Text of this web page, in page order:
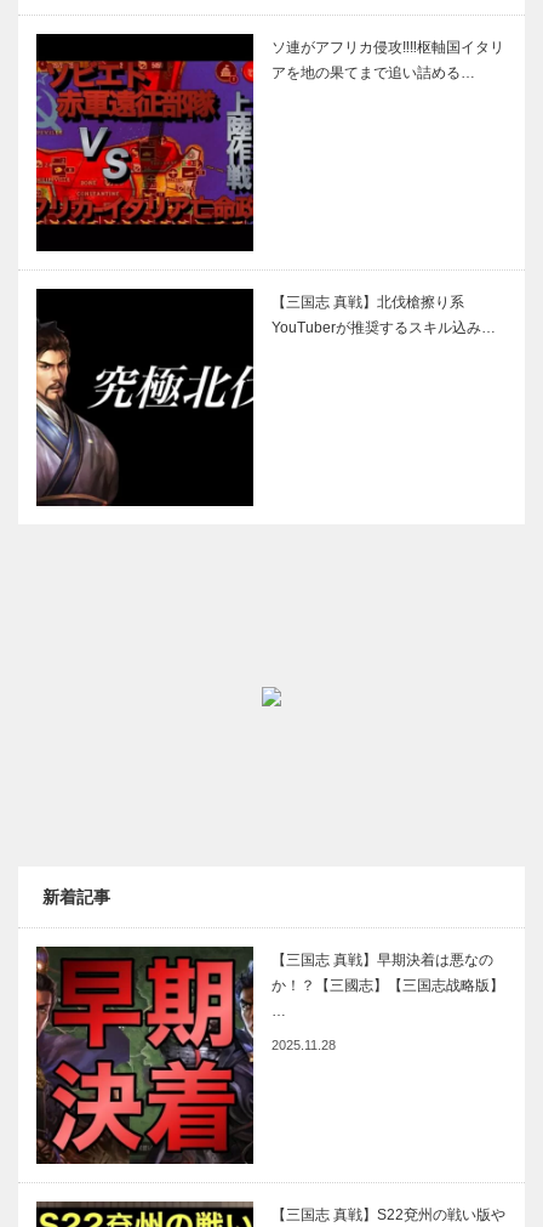
ソ連がアフリカ侵攻‼︎‼︎枢軸国イタリ
アを地の果てまで追い詰める…
【三国志 真戦】北伐槍擦り系
YouTuberが推奨するスキル込み…
新着記事
【三国志 真戦】早期決着は悪なの
か！？【三國志】【三国志战略版】
…
2025.11.28
【三国志 真戦】S22兗州の戦い版や